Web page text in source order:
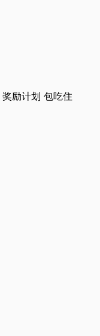
奖励计划 包吃住